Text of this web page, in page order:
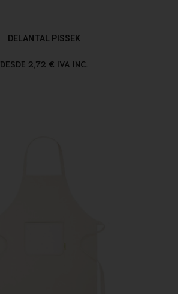
DELANTAL PISSEK
DESDE 2,72 € IVA INC.